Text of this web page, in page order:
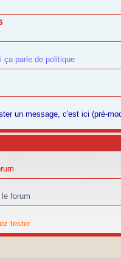
ça parle de politique
un message, c'est ici (pré-
forum
tester